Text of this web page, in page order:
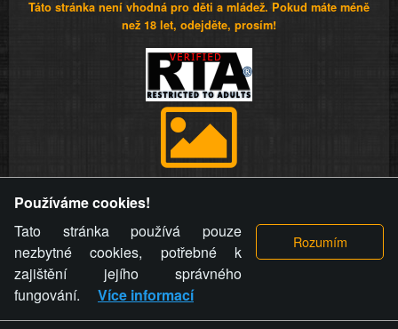
Táto stránka není vhodná pro děti a mládež. Pokud máte méně
než 18 let, odejděte, prosím!
videa a komentáře. Osoba, které se toto opatření provozovatele
stránky týče, ani osoba, která umístila fotografii nebo video na
stránku, nemůže z důvodu odstranění fotografie, videa nebo
komentáře pro výše uvedenou okolnost uplatnit vůči
provozovateli stránky žádný nárok na náhradu škody nebo
nemajetkové újmy.
Používáme cookies!
Tato stránka používá pouze
nezbytné cookies, potřebné k
zajištění jejího správného
fungování.
Více informací